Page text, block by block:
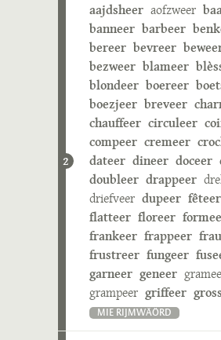
2
aajdsheer aofzweer
banneer barbeer
bereer bevreer
bezweer blameer
blondeer boereer
boezjeer breveer
chauffeer circuleer
compeer cremeer
dateer dineer doceer
doubleer drappeer
driefveer dupeer fêteer
flatteer floreer
frankeer frappeer
frustreer fungeer
garneer geneer
grampeer griffeer
MIE RIJMWÄÖRD